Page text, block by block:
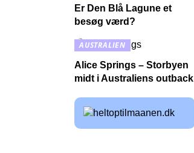
Er Den Blå Lagune et
besøg værd?
AUSTRALIEN
Alice Springs – Storbyen
midt i Australiens outback